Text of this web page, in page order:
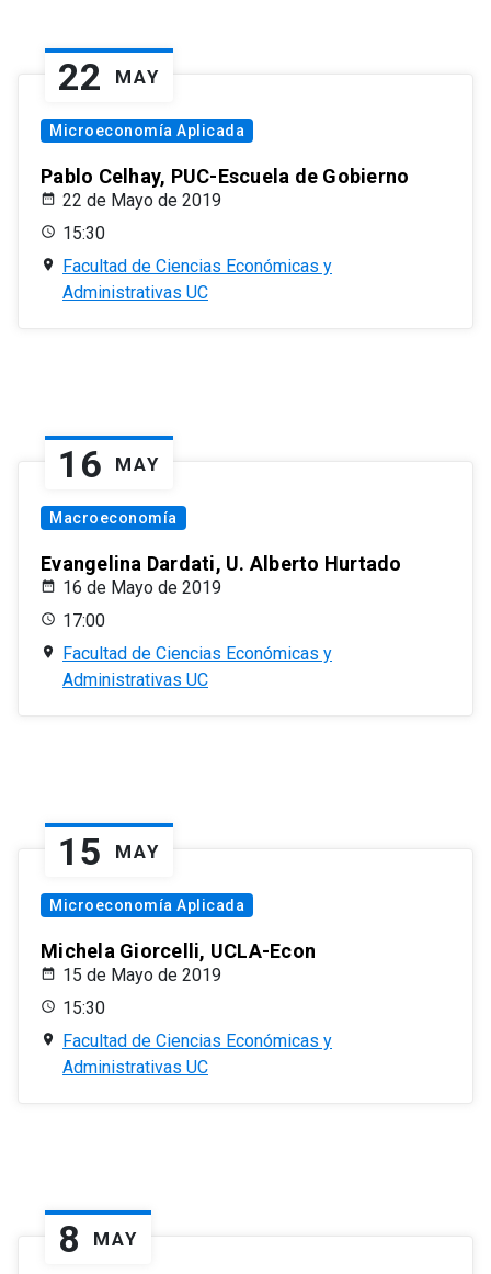
22 MAY
Microeconomía Aplicada
Pablo Celhay, PUC-Escuela de Gobierno
22 de Mayo de 2019
15:30
Facultad de Ciencias Económicas y
Administrativas UC
16 MAY
Macroeconomía
Evangelina Dardati, U. Alberto Hurtado
16 de Mayo de 2019
17:00
Facultad de Ciencias Económicas y
Administrativas UC
15 MAY
Microeconomía Aplicada
Michela Giorcelli, UCLA-Econ
15 de Mayo de 2019
15:30
Facultad de Ciencias Económicas y
Administrativas UC
8 MAY